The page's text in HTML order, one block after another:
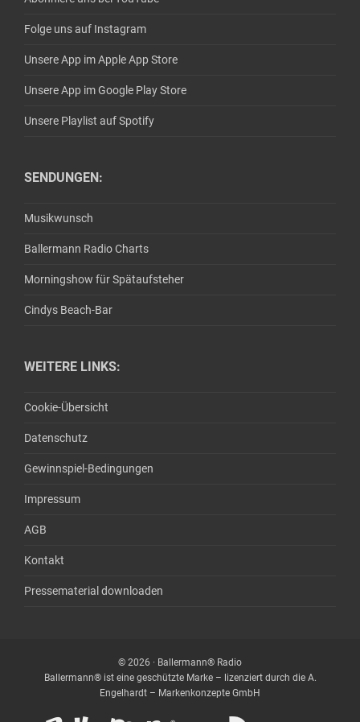
Folge uns auf Instagram
Unsere App im Apple App Store
Unsere App im Google Play Store
Unsere Playlist auf Spotify
SENDUNGEN:
Musikwunsch
Ballermann Radio Charts
Morningshow für Spätaufsteher
Cindys Beach-Bar
WEITERE LINKS:
Cookie-Übersicht
Datenschutz
Gewinnspiel-Bedingungen
Impressum
AGB
Kontakt
Pressematerial downloaden
© 2026 · Ballermann® Radio
Ballermann® ist eine geschützte Marke – lizenziert durch die A.
Engelhardt – Markenkonzepte GmbH